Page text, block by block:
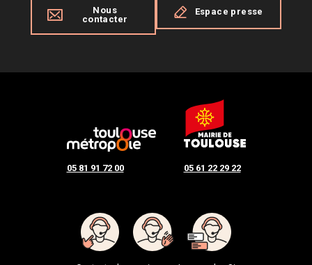
05 81 91 72 00 05 61 22 29 22
Nous
contacter
Espace presse